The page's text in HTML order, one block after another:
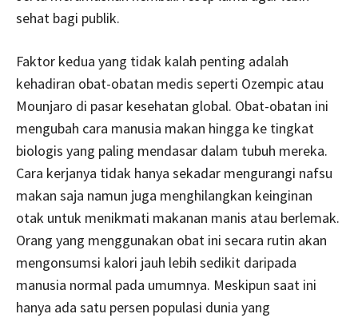
sehat bagi publik.
Faktor kedua yang tidak kalah penting adalah
kehadiran obat-obatan medis seperti Ozempic atau
Mounjaro di pasar kesehatan global. Obat-obatan ini
mengubah cara manusia makan hingga ke tingkat
biologis yang paling mendasar dalam tubuh mereka.
Cara kerjanya tidak hanya sekadar mengurangi nafsu
makan saja namun juga menghilangkan keinginan
otak untuk menikmati makanan manis atau berlemak.
Orang yang menggunakan obat ini secara rutin akan
mengonsumsi kalori jauh lebih sedikit daripada
manusia normal pada umumnya. Meskipun saat ini
hanya ada satu persen populasi dunia yang